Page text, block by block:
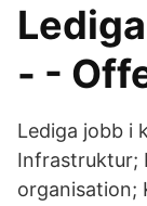
- -
Lediga jobb i
Infrastruktur;
organisation;